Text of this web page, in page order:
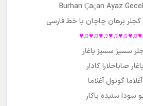
Burhan Çaçan Ayaz
گجلر برهان چاچان با خط فارسی
سسیز سسیز یاغار
یاغار صاباحلارا کادار
آغلاما گونول آغلاما
سودا سنیده یاکار